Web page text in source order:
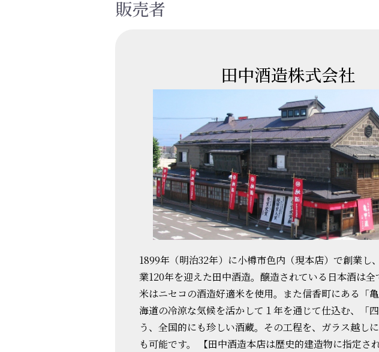
販売者
田中酒造株式会社
1899年（明治32年）に小樽市色内（現本店）で創業し
業120年を迎えた田中酒造。醸造されている日本酒は
米はニセコの酒造好適米を使用。また信香町にある「
海道の冷涼な気候を活かして１年を通じて仕込む、「
う、全国的にも珍しい酒蔵。その工程を、ガラス越し
も可能です。 【田中酒造本店は歴史的建造物に指定さ